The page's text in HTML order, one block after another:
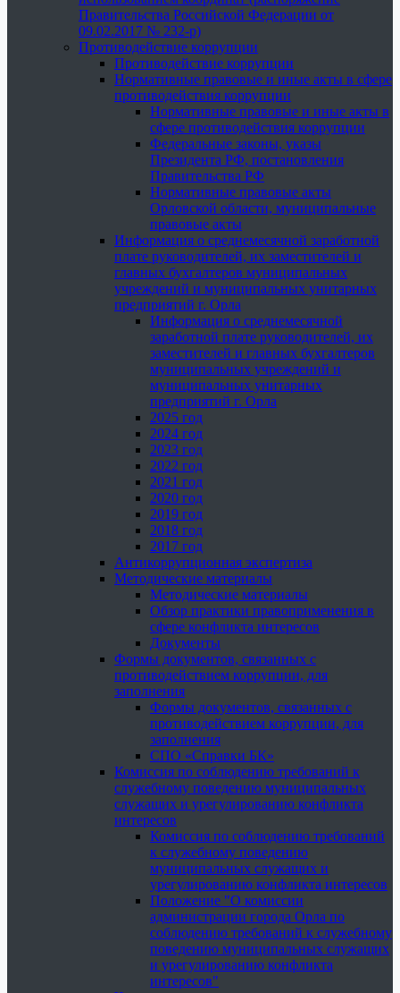
Правительства Российской Федерации от
09.02.2017 № 232-р)
Противодействие коррупции
Противодействие коррупции
Нормативные правовые и иные акты в сфере
противодействия коррупции
Нормативные правовые и иные акты в
сфере противодействия коррупции
Федеральные законы, указы
Президента РФ, постановления
Правительства РФ
Нормативные правовые акты
Орловской области, муниципальные
правовые акты
Информация о среднемесячной заработной
плате руководителей, их заместителей и
главных бухгалтеров муниципальных
учреждений и муниципальных унитарных
предприятий г. Орла
Информация о среднемесячной
заработной плате руководителей, их
заместителей и главных бухгалтеров
муниципальных учреждений и
муниципальных унитарных
предприятий г. Орла
2025 год
2024 год
2023 год
2022 год
2021 год
2020 год
2019 год
2018 год
2017 год
Антикоррупционная экспертиза
Методические материалы
Методические материалы
Обзор практики правоприменения в
сфере конфликта интересов
Документы
Формы документов, связанных с
противодействием коррупции, для
заполнения
Формы документов, связанных с
противодействием коррупции, для
заполнения
СПО «Справки БК»
Комиссия по соблюдению требований к
служебному поведению муниципальных
служащих и урегулированию конфликта
интересов
Комиссия по соблюдению требований
к служебному поведению
муниципальных служащих и
урегулированию конфликта интересов
Положение "О комиссии
администрации города Орла по
соблюдению требований к служебному
поведению муниципальных служащих
и урегулированию конфликта
интересов"